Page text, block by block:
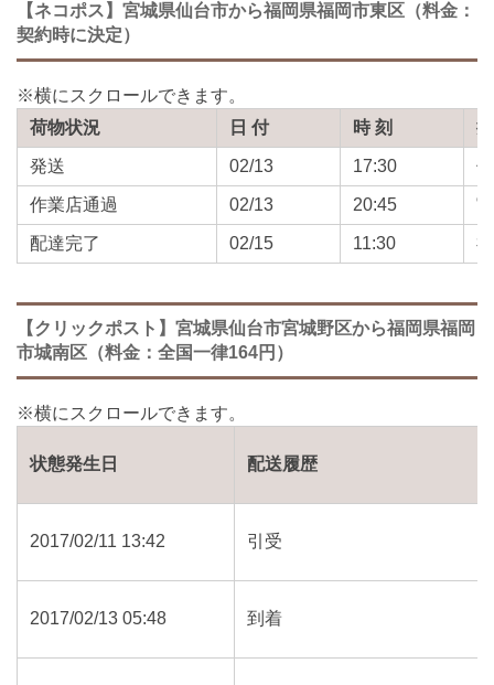
【ネコポス】宮城県仙台市から福岡県福岡市東区（料金：
契約時に決定）
荷物状況 日 付 時 刻
発送 02/13 17:30
作業店通過 02/13 20:45
配達完了 02/15 11:30
【クリックポスト】宮城県仙台市宮城野区から福岡県福岡
市城南区（料金：全国一律164円）
状態発生日 配送履歴
2017/02/11 13:42 引受
2017/02/13 05:48 到着